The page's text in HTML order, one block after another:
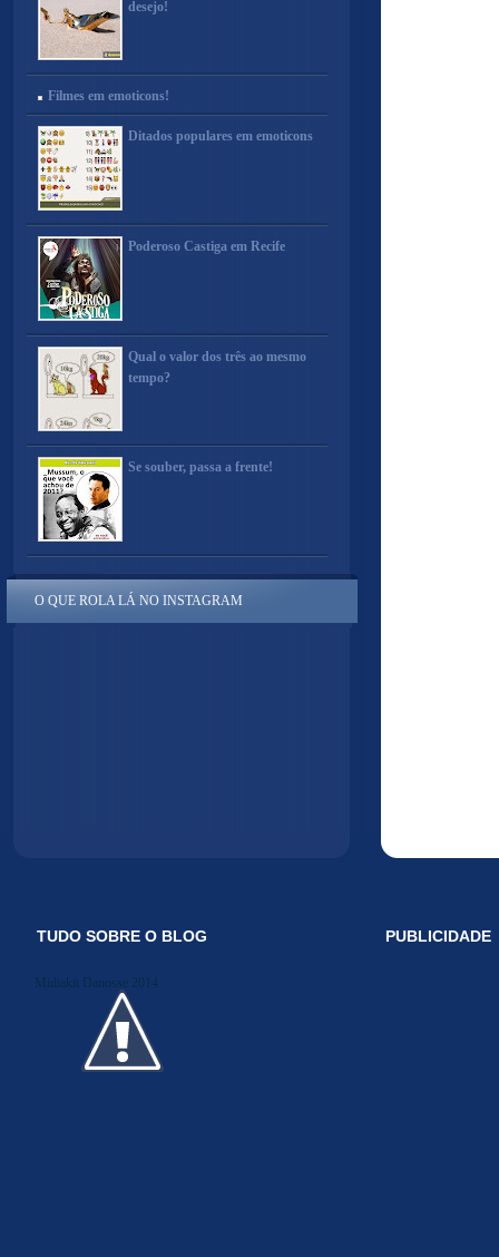
desejo!
Filmes em emoticons!
Ditados populares em emoticons
Poderoso Castiga em Recife
Qual o valor dos três ao mesmo
tempo?
Se souber, passa a frente!
O QUE ROLA LÁ NO INSTAGRAM
TUDO SOBRE O BLOG
Midiakit Danosse 2014
PUBLICIDADE